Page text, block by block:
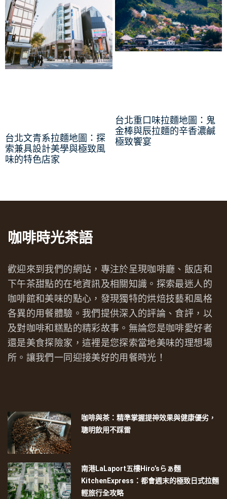
台北文青系拉麵地圖：探
索兼具設計美學與極致風
味的特色店家
台北重口味拉麵地圖：鬼
金棒與辰拉麵的辛香濃鹹
極致饗宴
咖啡時光茶語
歡迎來到我們的網站，專注於呈現咖啡廳、飯店和
下午茶甜點的在地資訊及相關知識。探索最迷人的
咖啡館和美味的點心，發現獨特的烘焙技藝和風格
各異的用餐體驗。我們提供深入的評論、食評，以
及對咖啡和糕點的精彩故事。無論您是咖啡愛好者
還是美食探險家，這裡是您探索當地美味的理想場
所。讓我們一同迎接美好的用餐時光！
咖啡與茶：精準掌握提神效果與健康優劣，
聰明飲用不踩雷
南港LaLaport五樓Hiro’sらぁ麵
KitchenExpress：都會週末的極致日式拉麵
輕旅行全攻略